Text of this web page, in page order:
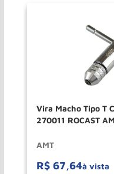
Vira Macho Tipo T
270011 ROCAST
AMT
R$ 67,64à vista